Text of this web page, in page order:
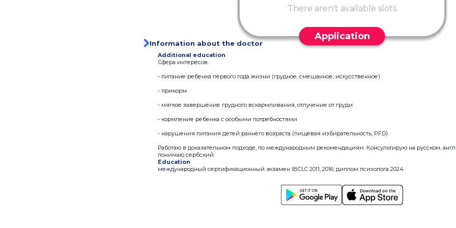
There aren't available slots
Application
Information about the doctor
Additional education
Сфера интересов:
- питание ребенка первого года жизни (грудное, смешанное, искусственное)
- прикорм
- мягкое завершение грудного вскармливания, отлучение от груди
- кормление ребенка с особыми потребностями
- нарушения питания детей раннего возраста (пищевая избирательность, PFD)
Работаю в доказательном подходе, по международным рекомендациям. Консультирую на русском,
понимаю сербский.
Education
международный сертификационный экзамен IBCLC 2011, 2016; диплом психолога 2024